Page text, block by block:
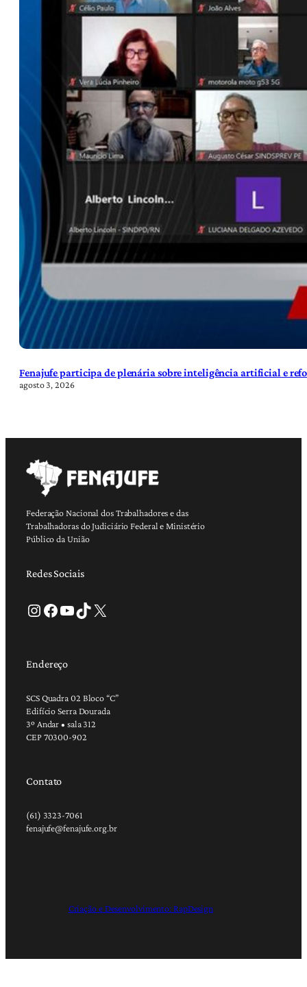
Fenajufe participa de plenária sobre inteligência artificial e
agosto 3, 2026
Federação Nacional dos Trabalhadores e das
Trabalhadoras do Judiciário Federal e Ministério
Público da União
Redes Sociais
Instagram Facebook Youtube TikTok X
Endereço
SCS Quadra 02 Bloco “C”
Edifício Serra Dourada
3º Andar • sala 312
CEP 70300-902
Contato
(61) 3323-7061
fenajufe@fenajufe.org.br
Criação e Desenvolvimento: RapDesign